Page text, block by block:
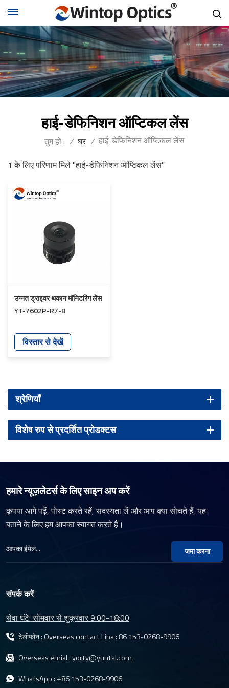
हाई-डेफिनिशन ऑप्टिकल लेंस
तुम हो : / घर / हाई-डेफिनिशन ऑप्टिकल लेंस
1 के लिए परिणाम मिले "हाई-डेफिनिशन ऑप्टिकल लेंस"
उन्नत ड्राइवर थकान मॉनिटरिंग लेंस
YT-7602P-R7-B
विस्तार से देखें
श्रेणियाँ
विशेष रुप से प्रदर्शित प्रोडक्टस
हमारे न्यूज़लेटर्स के लिए साइन अप करें
कृपया आगे पढ़ें, पोस्ट करते रहें, सदस्यता लें और आप क्या सोचते हैं, यह
बताने के लिए हम आपका स्वागत करते हैं।
जमा करना
संपर्क करें
सेवा घंटे: सोमवार से शुक्रवार 9:00-18:00
टेलीफोन : Overseas contact Lina : 86 153-0268-9906
Overseas emial :yorty@yuntal.com
WhatsApp : +86 153-0268-9906